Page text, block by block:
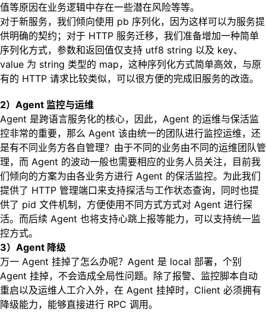
值等原因在业务逻辑中存在一些潜在风险等等。
对于新服务，我们倾向使用 pb 序列化，因为这样可以为服务提
供明确的契约；对于 HTTP 服务迁移，我们准备增加一种简单
序列化方式，参数和返回值仅支持 utf8 string 以及 key、
value 为 string 类型的 map，这种序列化方式简单高效，与原
有的 HTTP 请求比较类似，可以很方便的完成旧服务的改造。
2）Agent 监控与运维
Agent 是跨语言服务化的核心，因此，Agent 的运维与保活监
控非常的重要，那么 Agent 该由统一的团队进行监控运维，还
是有不同业务方各自管理？由于不同的业务由不同的运维团队管
理，而 Agent 的波动一般也需要相应的业务人员关注，目前我
们倾向的方案为由各业务方进行 Agent 的保活监控。为此我们
提供了 HTTP 管理端口来支持探活与工作状态查询，同时也提
供了 pid 文件机制，方便使用不同方式方式对 Agent 进行探
活。而后续 Agent 也将支持心跳上报等能力，可以支持统一监
控方式。
3）Agent 降级
万一 Agent 挂掉了怎么办呢？Agent 是 local 部署，个别
Agent 挂掉，不会造成全局性问题。除了报警、监控脚本自动
重启以及运维人工介入外，在 Agent 挂掉时，Client 必须拥有
降级能力，能够直接进行 RPC 调用。